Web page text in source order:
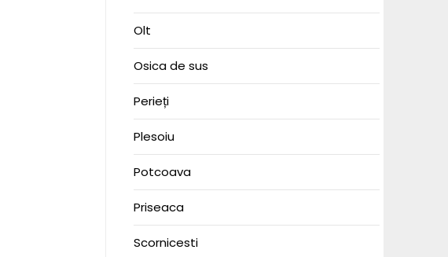
Olt
Osica de sus
Perieți
Plesoiu
Potcoava
Priseaca
Scornicesti